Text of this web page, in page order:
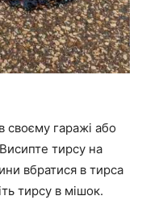
своєму гаражі або
тирсу на
вбратися в тирса
тирсу в мішок.